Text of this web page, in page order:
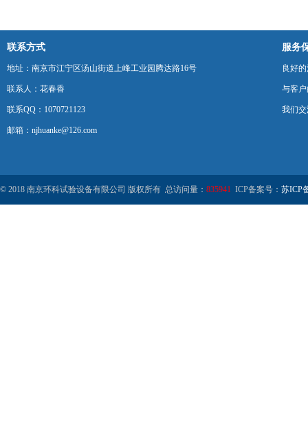
联系方式
地址：南京市江宁区汤山街道上峰工业园腾达路16号
联系人：花春香
联系QQ：1070721123
邮箱：njhuanke@126.com
服务
良好
与客
我们
© 2018 南京环科试验设备有限公司 版权所有 总访问量： 835941 ICP备案号： 苏ICP